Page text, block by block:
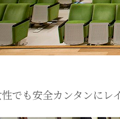
でも安全カンタンにレ